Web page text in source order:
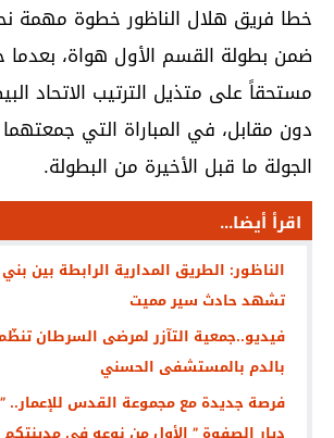
خطا فريق هلال الناظور خطوة مهمة
ضمن بطولة القسم الأول هواة،
مستحقاً على متذيل الترتيب الاتحاد
دون مقابل، في المباراة التي
الجولة ما قبل الأخيرة من البطولة.
اقرأ أيضا...
الناظور: الطريق المدارية الرابطة بين
تشهد حادث سير مميت
فيديو..جمعية التآزر لمرضى السرطان
بالدم بالمستشفى الحسني
فرصة جديدة مع مجموعة القدس للإعمار..